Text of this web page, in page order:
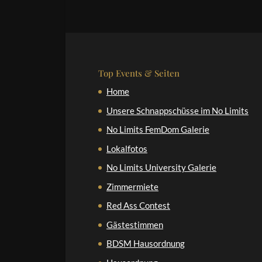
Top Events & Seiten
Home
Unsere Schnappschüsse im No Limits
No Limits FemDom Galerie
Lokalfotos
No Limits University Galerie
Zimmermiete
Red Ass Contest
Gästestimmen
BDSM Hausordnung